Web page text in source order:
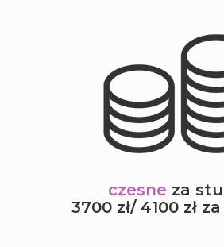
czesne za
3700 zł/ 4100 zł